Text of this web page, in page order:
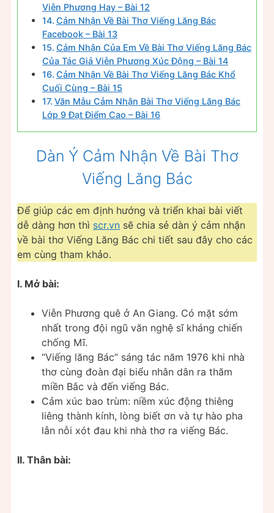
Viễn Phương Hay – Bài 12
Cảm Nhận Về Bài Thơ Viếng Lăng Bác
Facebook – Bài 13
Cảm Nhận Của Em Về Bài Thơ Viếng Lăng Bác
Của Tác Giả Viễn Phương Xúc Động – Bài 14
Cảm Nhận Về Bài Thơ Viếng Lăng Bác Khổ
Cuối Cùng – Bài 15
Văn Mẫu Cảm Nhận Bài Thơ Viếng Lăng Bác
Lớp 9 Đạt Điểm Cao – Bài 16
Dàn Ý Cảm Nhận Về Bài Thơ
Viếng Lăng Bác
Để giúp các em định hướng và triển khai bài viết
dễ dàng hơn thì scr.vn sẽ chia sẻ dàn ý cảm nhận
về bài thơ Viếng Lăng Bác chi tiết sau đây cho các
em cùng tham khảo.
I. Mở bài:
Viễn Phương quê ở An Giang. Có mặt sớm
nhất trong đội ngũ văn nghệ sĩ kháng chiến
chống Mĩ.
“Viếng lăng Bác” sáng tác năm 1976 khi nhà
thơ cùng đoàn đại biểu nhân dân ra thăm
miền Bắc và đến viếng Bác.
Cảm xúc bao trùm: niềm xúc động thiêng
liêng thành kính, lòng biết ơn và tự hào pha
lẫn nỗi xót đau khi nhà thơ ra viếng Bác.
II. Thân bài: